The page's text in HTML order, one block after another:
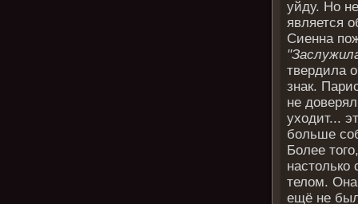
уйду. Но
является
Сиенна
твердила
знак.
не
уходит...
больше
Более
настолько
телом.
ещё не